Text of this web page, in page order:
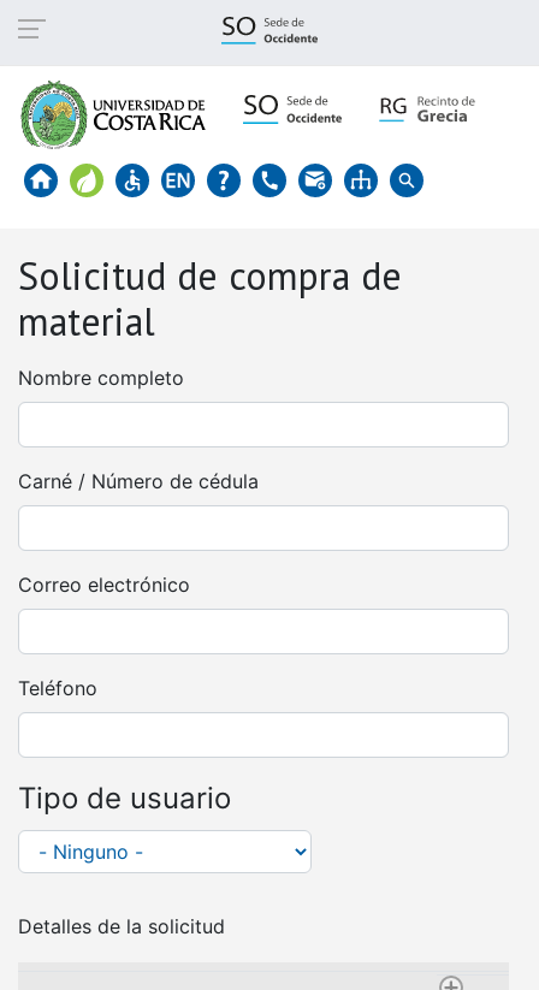
Pasar
al
principal
Solicitud de compra de
material
Nombre completo
Carné / Número de cédula
Correo electrónico
Teléfono
Tipo de usuario
Tipo
de
Detalles de la solicitud